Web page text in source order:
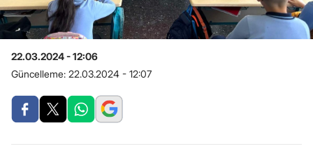
22.03.2024 - 12:06
Güncelleme: 22.03.2024 - 12:07